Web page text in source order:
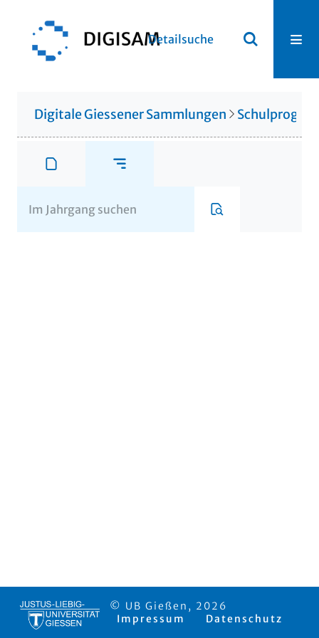
Detailsuche
Digitale Giessener Sammlungen
© UB Gießen, 2026
Impressum
Datenschutz